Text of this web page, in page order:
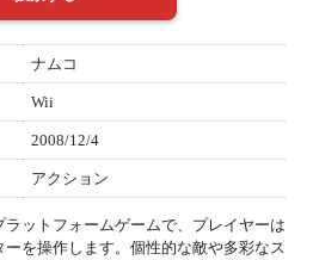
ナムコ
Wii
2008/12/4
アクション
ットフォームゲームで、プレイヤーは
を操作します。個性的な敵や多彩なス